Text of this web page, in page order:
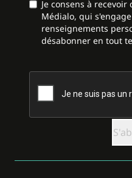
Je consens à
Médialo, qui
renseignements
désabonner en tout